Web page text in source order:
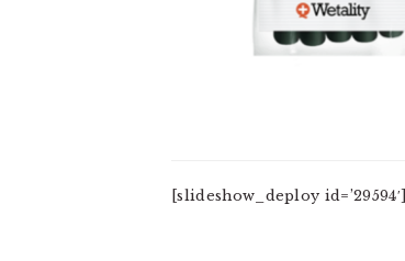
[slideshow_deploy id=’29594′]